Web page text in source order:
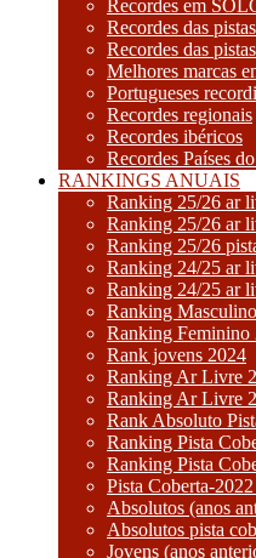
Recordes em
Recordes das
Recordes das
Melhores marcas
Portugueses
Recordes regionais
Recordes ibéricos
Recordes Países
RANKINGS ANUAIS
Ranking 25/26 ar
Ranking 25/26 ar
Ranking 25/26
Ranking 24/25 ar
Ranking 24/25 ar
Ranking
Ranking Feminino
Rank jovens 2024
Ranking Ar Livre
Ranking Ar Livre
Rank Absoluto
Ranking Pista
Ranking Pista
Pista Coberta-
Absolutos (anos
Absolutos pista
Jovens (anos